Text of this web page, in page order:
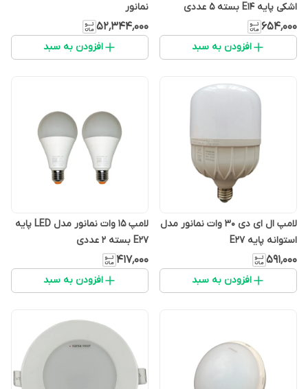
اشکی پایه E14 بسته 5 عددی
۶۵۴٬۰۰۰
افزودن به سبد
نمانور
۵۲٬۳۴۴٬۰۰۰
افزودن به سبد
لامپ ال ای دی 30 وات نمانور مدل
استوانه پایه E27
۵۹۱٬۰۰۰
افزودن به سبد
لامپ 15 وات نمانور مدل LED پایه
E27 بسته 2 عددی
۴۱۷٬۰۰۰
افزودن به سبد